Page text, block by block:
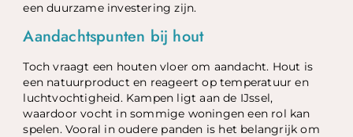
een duurzame investering zijn.
Aandachtspunten bij hout
Toch vraagt een houten vloer om aandacht. Hout is
een natuurproduct en reageert op temperatuur en
luchtvochtigheid. Kampen ligt aan de IJssel,
waardoor vocht in sommige woningen een rol kan
spelen. Vooral in oudere panden is het belangrijk om